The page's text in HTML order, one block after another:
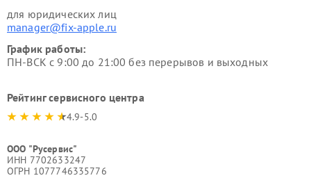
для юридических лиц
manager@fix-apple.ru
График работы:
ПН-ВСК с 9:00 до 21:00 без перерывов и выходных
Рейтинг сервисного центра
4.9-5.0
ООО "Русервис"
ИНН 7702633247
ОГРН 1077746335776